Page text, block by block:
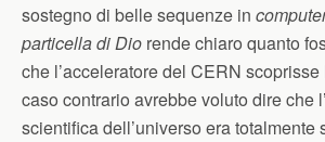
sostegno di belle sequenze in
particella di Dio rende chiaro quanto
che l’acceleratore del CERN scoprisse
caso contrario avrebbe voluto dire che
scientifica dell’universo era totalmente